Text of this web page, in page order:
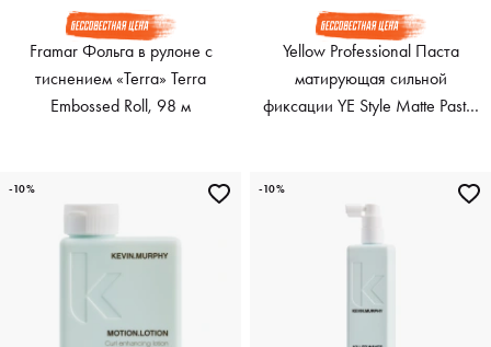
Framar Фольга в рулоне с
тиснением «Terra» Terra
Embossed Roll, 98 м
Yellow Professional Паста
матирующая сильной
фиксации YE Style Matte Paste,
-10% -10%